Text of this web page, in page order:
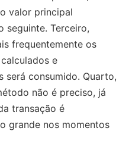
valor principal
seguinte. Terceiro,
frequentemente os
e
será consumido. Quarto,
não é preciso, já
transação é
grande nos momentos